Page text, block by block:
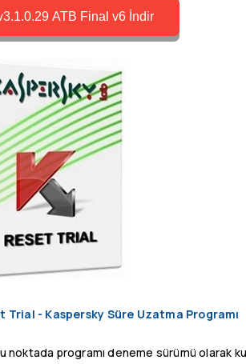
ATB Final v6 İndir
Trial - Kaspersky Süre Uzatma Programı
noktada programı deneme sürümü olarak